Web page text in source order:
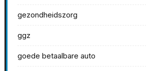
gezondheidszorg
ggz
goede betaalbare auto